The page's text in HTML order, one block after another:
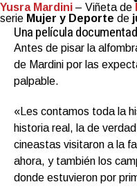
Yusra Mardini – Viñeta de
serie Mujer y Deporte de
Una película
Antes de pisar la
de Mardini por las
palpable.
«Les contamos toda la
historia real, la de
cineastas visitaron a la
ahora, y también los
donde estuvieron por